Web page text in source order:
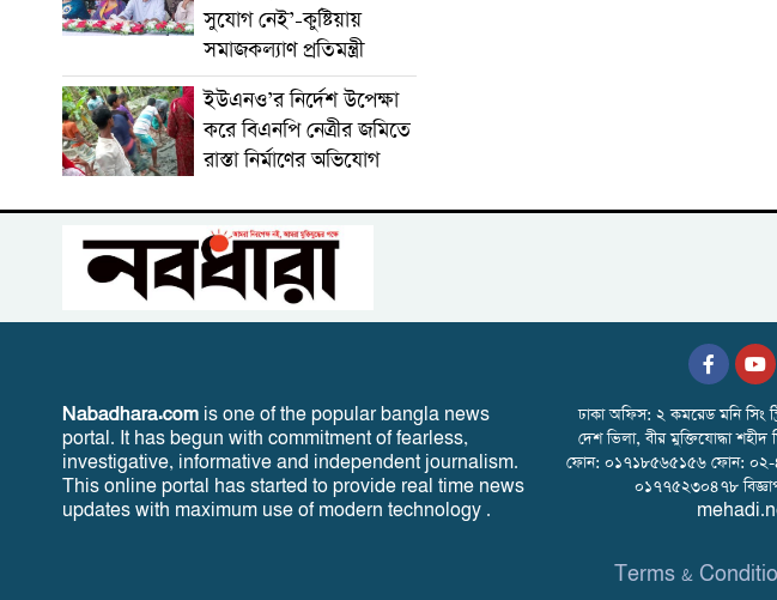
সুযোগ নেই’-কুষ্টিয়ায়
সমাজকল্যাণ প্রতিমন্ত্রী
ইউএনও’র নির্দেশ উপেক্ষা
করে বিএনপি নেত্রীর জমিতে
রাস্তা নির্মাণের অভিযোগ
Nabadhara.com is one of the popular bangla news
portal. It has begun with commitment of fearless,
investigative, informative and independent journalism.
This online portal has started to provide real time news
updates with maximum use of modern technology .
ঢাকা অফিস: ২ কমরেড মনি সিং
দেশ ভিলা, বীর মুক্তিযোদ্ধা
ফোন: ০১৭১৮৫৬৫১৫৬ ফোন: ০২-
০১৭৭৫২৩০৪৭৮
Terms &